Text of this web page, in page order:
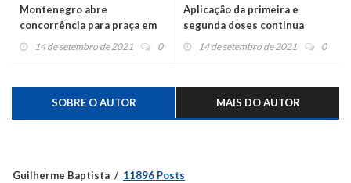
Montenegro abre
concorrência para praça em
Santos Reis
14 de setembro de 2021 0
Aplicação da primeira e
segunda doses continua
nesta terça em Montenegro
14 de setembro de 2021 0
SOBRE O AUTOR MAIS DO AUTOR
Guilherme Baptista 11896 Posts